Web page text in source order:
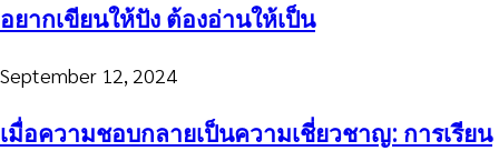
อยากเขียนให้ปัง ต้องอ่านให้เป็น
September 12, 2024
เมื่อความชอบกลายเป็นความเชี่ยวชาญ: การเรียน